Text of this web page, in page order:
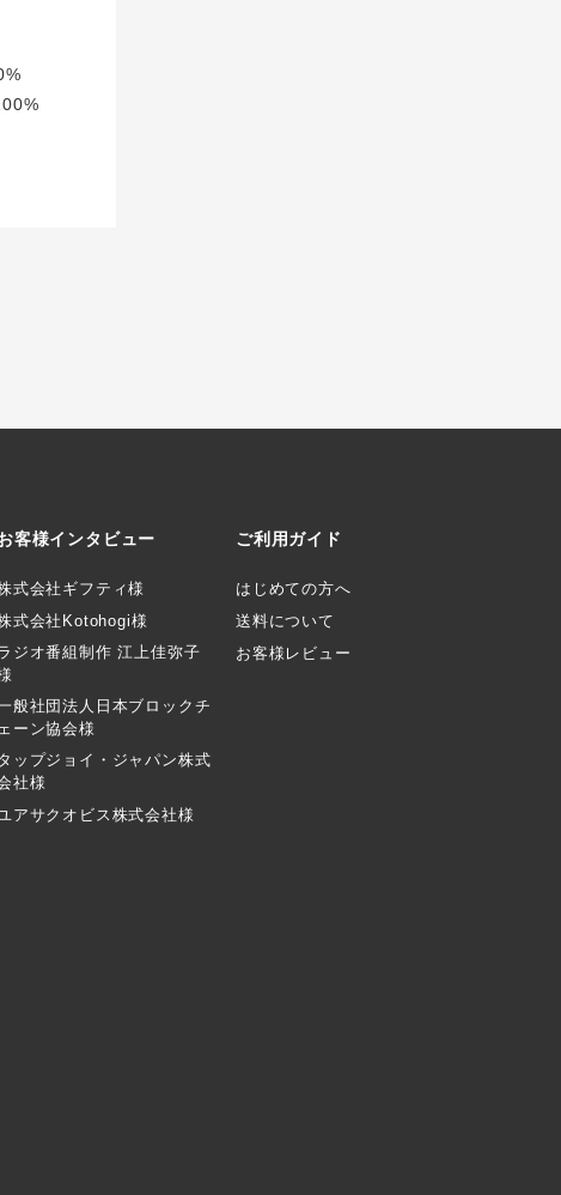
客様インタビュー
式会社ギフティ様
式会社Kotohogi様
ジオ番組制作 江上佳弥子
般社団法人日本ブロックチ
ェーン協会様
ップジョイ・ジャパン株式
社様
アサクオビス株式会社様
ご利用ガイド
はじめての方へ
送料について
お客様レビュー